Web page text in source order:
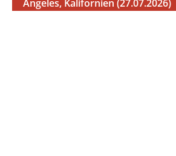
Angeles, Kalifornien (27.07.2026)